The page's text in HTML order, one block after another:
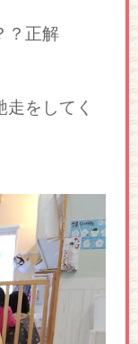
？正解
走をしてく